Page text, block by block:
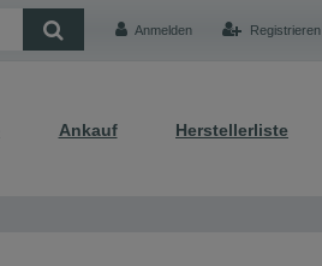
Anmelden Registrieren
Ankauf Herstellerliste